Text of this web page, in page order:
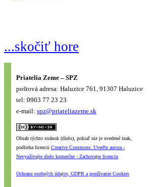
...skočiť hore
Priatelia Zeme – SPZ
poštová adresa: Haluzice 761, 91307 Haluzice
tel: 0903 77 23 23
e-mail: spz@priateliazeme.sk
Obsah týchto stránok (dielo), pokiaľ nie je uvedené inak,
podlieha licencii Creative Commons: Uveďte autora -
Nevyužívajte dielo komerčne - Zachovajte licenciu
Ochrana osobných údajov, GDPR a používanie Cookies